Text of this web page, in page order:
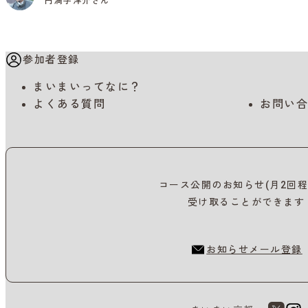
参加者登録
まいまいってなに？
よくある質問
お問い
コース公開のお知らせ(月2回
受け取ることができます
お知らせメール登録